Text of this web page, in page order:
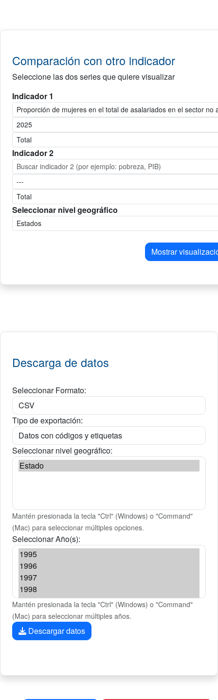
Comparación con otro indicador
Seleccione las dos series que quiere visualizar
Indicador 1
Indicador 2
Seleccionar nivel geográfico
Mostrar
Descarga de datos
Seleccionar Formato:
Tipo de exportación:
Seleccionar nivel geográfico:
Mantén presionada la tecla "Ctrl" (Windows) o "Command"
(Mac) para seleccionar múltiples opciones.
Seleccionar Año(s):
Mantén presionada la tecla "Ctrl" (Windows) o "Command"
(Mac) para seleccionar múltiples años.
Descargar datos